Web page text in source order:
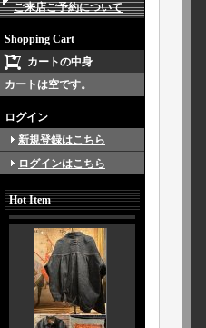
ご来店ご予約について
Shopping Cart
カートの中身
カートは空です。
ログイン
新規登録はこちら
ログインはこちら
Hot Item